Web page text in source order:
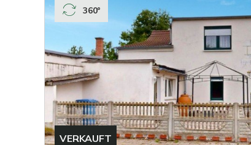
VERKAUFT
360°